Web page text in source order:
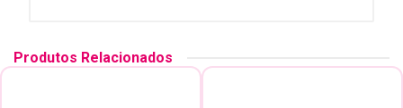
Produtos Relacionados